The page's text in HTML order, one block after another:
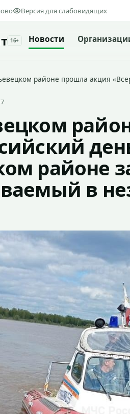
Версия для слабовидящих
16+ Новости
районе прошла акция
районе
в